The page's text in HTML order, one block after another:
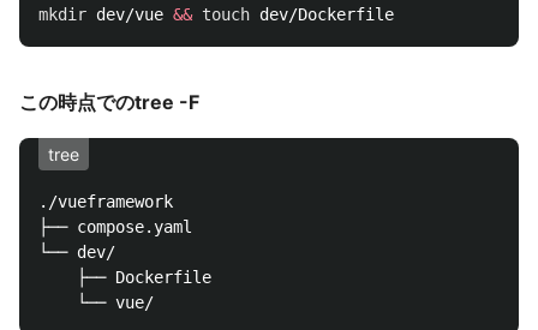
mkdir dev/vue && touch
この時点でのtree -F
tree
./vueframework
├── compose.yaml
└── dev/
    ├── Dockerfile